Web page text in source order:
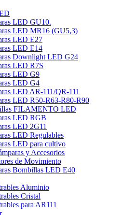
LED GU10.
LED MR16 (GU5,3)
LED E27
LED E14
Downlight LED G24
LED R7S
LED G9
LED G4
LED AR-111/QR-111
LED R50-R63-R80-R90
FILAMENTO LED
LED RGB
LED 2G11
LED Regulables
LED para cultivo
y Accesorios
de Movimiento
Bombillas LED E40
Aluminio
Cristal
para AR111